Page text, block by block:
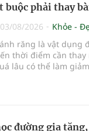
buộc phải thay
03/08/2026
Khỏe -
răng là vật
thời điểm cần thay
lâu có thể làm
đường gia